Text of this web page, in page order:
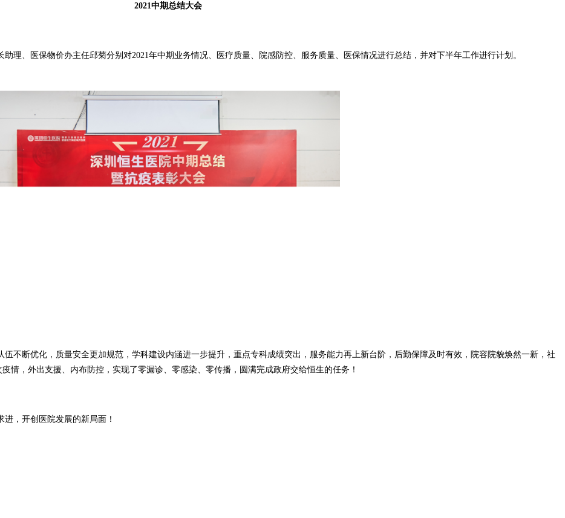
2021中期总结大会
理、医保物价办主任邱菊分别对2021年中期业务情况、医疗质量、院感防控、服务质量、医保情况进行总结，并对下半年工作进行计划。
不断优化，质量安全更加规范，学科建设内涵进一步提升，重点专科成绩突出，服务能力再上新台阶，后勤保障及时有效，院容院貌焕然一新，社
情，外出支援、内布防控，实现了零漏诊、零感染、零传播，圆满完成政府交给恒生的任务！
，开创医院发展的新局面！